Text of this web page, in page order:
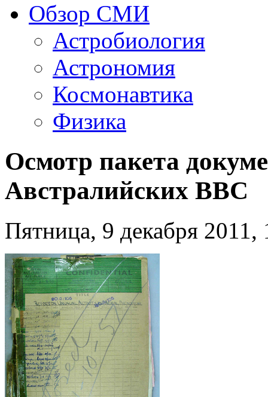
Обзор СМИ
Астробиология
Астрономия
Космонавтика
Физика
Осмотр пакета
Австралийских ВВС
Пятница, 9 декабря 2011,